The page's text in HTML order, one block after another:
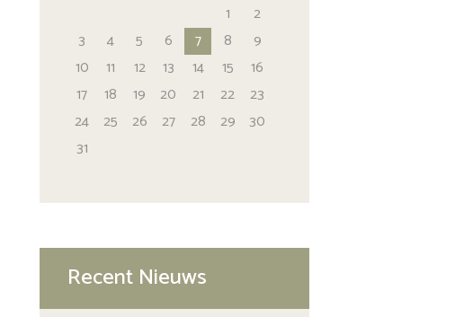
1
2
3
4 5 6 7 8
9
10
11 12 13 14 15
16
17
18 19 20 21 22
23
24
25 26 27 28 29
30
31
Recent Nieuws